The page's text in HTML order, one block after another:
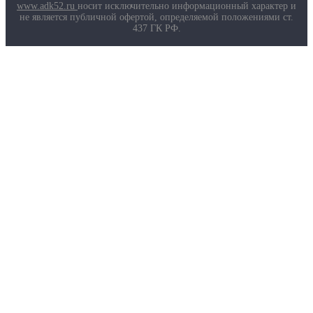
Маркировка противогазов
Основные ТР ТС, ГОСТ и ТУ
www.adk52.ru носит исключительно информационный характер и
не является публичной офертой, определяемой положениями ст.
437 ГК РФ.